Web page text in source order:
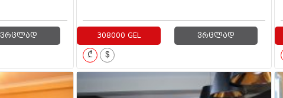
ვრცლად 308000 GEL ვრცლად
₾ $